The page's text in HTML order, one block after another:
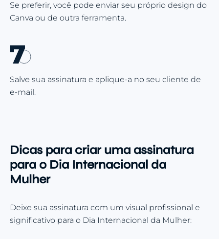
Se preferir, você pode enviar seu próprio design do
Canva ou de outra ferramenta.
Salve sua assinatura e aplique-a no seu cliente de
e-mail.
Dicas para criar uma assinatura
para o Dia Internacional da
Mulher
Deixe sua assinatura com um visual profissional e
significativo para o Dia Internacional da Mulher: